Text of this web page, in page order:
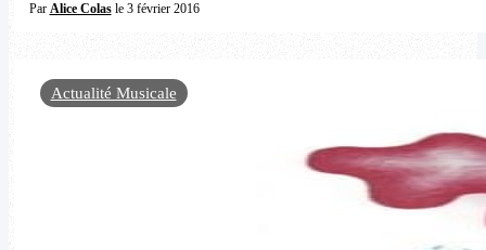
Par Alice Colasle 3 février 2016
Actualité Musicale